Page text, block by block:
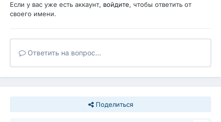
Если у вас уже есть аккаунт, войдите, чтобы ответить от
своего имени.
Ответить на вопрос...
Поделиться